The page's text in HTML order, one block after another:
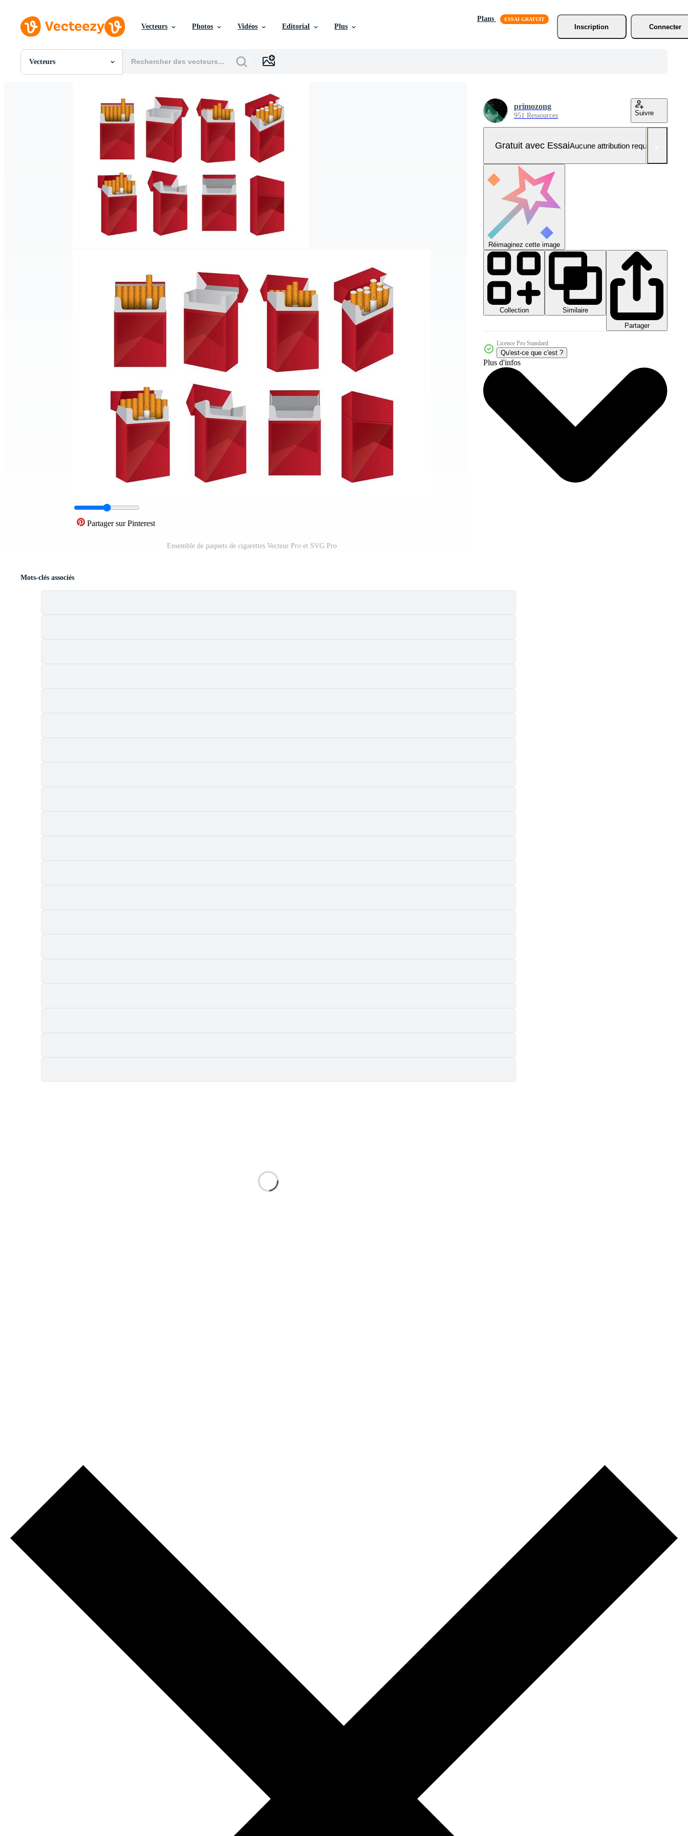
Vecteurs Photos Vidéos Editorial Plus
Plans
Inscription
Connecter
Vecteurs
Toutes Images
Événements Éditoriaux
Partager sur Pinterest
Ensemble de paquets de cigarettes Vecteur Pro et SVG Pro
primozong
951 Ressources Suivre
Gratuit avec EssaiAucune attribution requise
Réimaginez cette image
Collection
Similaire
Partager
Licence Pro Standard
Qu'est-ce que c'est ?
Plus d'infos
Mots-clés associés